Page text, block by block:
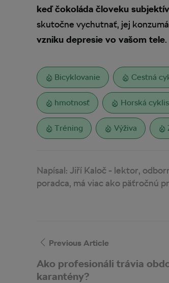
keď čokoláda človeku
skutočne vychutnať, jej
vzniku depresie vo vašom tele.
Bicyklovanie Cestná
hmotnosť Horská
Tréning Výživa
Napísal: Jiří Kaloč - lektor,
poradca, má viac ako päťročnú
Previous Article
Ako profesionáli trávia
karantény?